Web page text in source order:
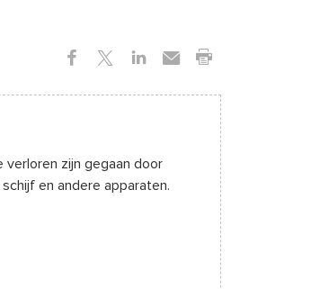
zijn gegaan door
en andere apparaten.